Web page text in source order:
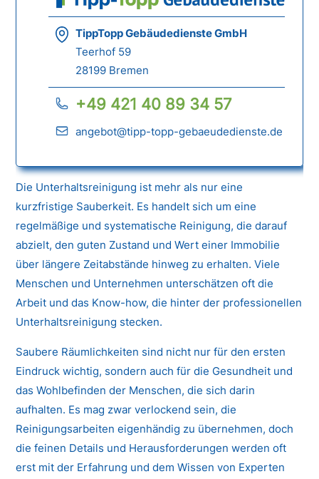
TippTopp Gebäudedienste GmbH
Teerhof 59
28199 Bremen
+49 421 40 89 34 57
angebot@tipp-topp-gebaeudedienste.de
Die Unterhaltsreinigung ist mehr als nur eine
kurzfristige Sauberkeit. Es handelt sich um eine
regelmäßige und systematische Reinigung, die darauf
abzielt, den guten Zustand und Wert einer Immobilie
über längere Zeitabstände hinweg zu erhalten. Viele
Menschen und Unternehmen unterschätzen oft die
Arbeit und das Know-how, die hinter der professionellen
Unterhaltsreinigung stecken.
Saubere Räumlichkeiten sind nicht nur für den ersten
Eindruck wichtig, sondern auch für die Gesundheit und
das Wohlbefinden der Menschen, die sich darin
aufhalten. Es mag zwar verlockend sein, die
Reinigungsarbeiten eigenhändig zu übernehmen, doch
die feinen Details und Herausforderungen werden oft
erst mit der Erfahrung und dem Wissen von Experten